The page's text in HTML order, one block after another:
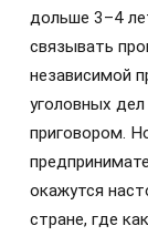
дольше 3–4
связывать
независимой
уголовных
приговором.
окажутся
стране, где